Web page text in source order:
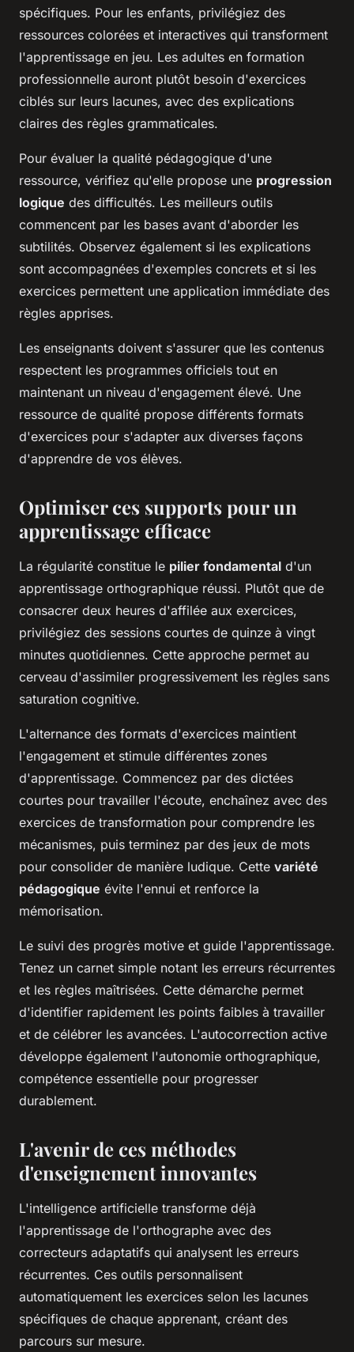
spécifiques. Pour les enfants, privilégiez des
ressources colorées et interactives qui transforment
l'apprentissage en jeu. Les adultes en formation
professionnelle auront plutôt besoin d'exercices
ciblés sur leurs lacunes, avec des explications
claires des règles grammaticales.
Pour évaluer la qualité pédagogique d'une
ressource, vérifiez qu'elle propose une progression
logique des difficultés. Les meilleurs outils
commencent par les bases avant d'aborder les
subtilités. Observez également si les explications
sont accompagnées d'exemples concrets et si les
exercices permettent une application immédiate des
règles apprises.
Les enseignants doivent s'assurer que les contenus
respectent les programmes officiels tout en
maintenant un niveau d'engagement élevé. Une
ressource de qualité propose différents formats
d'exercices pour s'adapter aux diverses façons
d'apprendre de vos élèves.
Optimiser ces supports pour un
apprentissage efficace
La régularité constitue le pilier fondamental d'un
apprentissage orthographique réussi. Plutôt que de
consacrer deux heures d'affilée aux exercices,
privilégiez des sessions courtes de quinze à vingt
minutes quotidiennes. Cette approche permet au
cerveau d'assimiler progressivement les règles sans
saturation cognitive.
L'alternance des formats d'exercices maintient
l'engagement et stimule différentes zones
d'apprentissage. Commencez par des dictées
courtes pour travailler l'écoute, enchaînez avec des
exercices de transformation pour comprendre les
mécanismes, puis terminez par des jeux de mots
pour consolider de manière ludique. Cette variété
pédagogique évite l'ennui et renforce la
mémorisation.
Le suivi des progrès motive et guide l'apprentissage.
Tenez un carnet simple notant les erreurs récurrentes
et les règles maîtrisées. Cette démarche permet
d'identifier rapidement les points faibles à travailler
et de célébrer les avancées. L'autocorrection active
développe également l'autonomie orthographique,
compétence essentielle pour progresser
durablement.
L'avenir de ces méthodes
d'enseignement innovantes
L'intelligence artificielle transforme déjà
l'apprentissage de l'orthographe avec des
correcteurs adaptatifs qui analysent les erreurs
récurrentes. Ces outils personnalisent
automatiquement les exercices selon les lacunes
spécifiques de chaque apprenant, créant des
parcours sur mesure.